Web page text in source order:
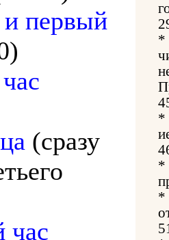
первый
(сразу
час
*
*
*
*